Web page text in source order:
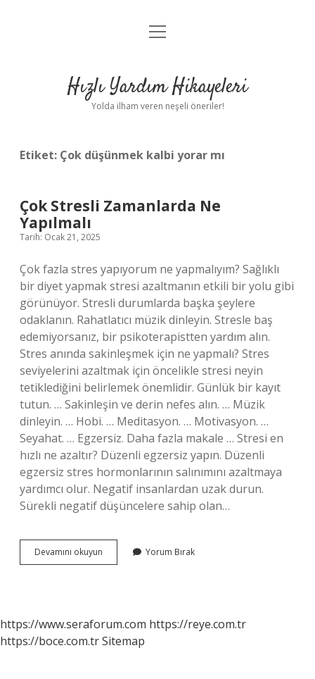
Anasayfa
Yasal Uyarı
menüyü
Hızlı Yardım Hikayeleri
Yolda ilham veren neşeli öneriler!
Etiket: Çok düşünmek kalbi yorar mı
Çok Stresli Zamanlarda Ne
Yapılmalı
Tarih: Ocak 21, 2025
Çok fazla stres yapıyorum ne yapmalıyım? Sağlıklı
bir diyet yapmak stresi azaltmanın etkili bir yolu gibi
görünüyor. Stresli durumlarda başka şeylere
odaklanın. Rahatlatıcı müzik dinleyin. Stresle baş
edemiyorsanız, bir psikoterapistten yardım alın.
Stres anında sakinleşmek için ne yapmalı? Stres
seviyelerini azaltmak için öncelikle stresi neyin
tetiklediğini belirlemek önemlidir. Günlük bir kayıt
tutun. … Sakinleşin ve derin nefes alın. … Müzik
dinleyin. … Hobi. … Meditasyon. … Motivasyon. …
Seyahat. … Egzersiz. Daha fazla makale … Stresi en
hızlı ne azaltır? Düzenli egzersiz yapın. Düzenli
egzersiz stres hormonlarının salınımını azaltmaya
yardımcı olur. Negatif insanlardan uzak durun.
Sürekli negatif düşüncelere sahip olan…
Devamını okuyun
Stresli
Yorum Bırak
https://www.seraforum.com https://reye.com.tr
https://boce.com.trSitemap